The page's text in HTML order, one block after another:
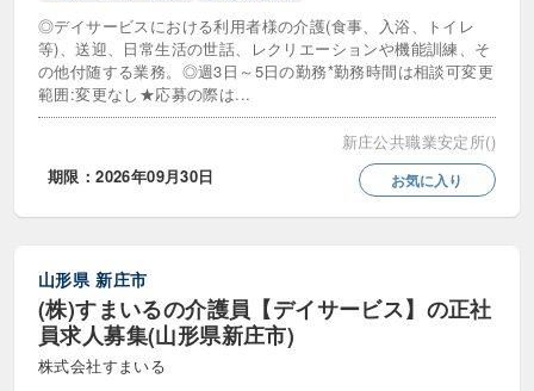
有料老人ホーム
特別養護老人ホーム（特養）
自立援助センター
高齢者マンション (シニア向け分譲マンション)
児童発達支援
就労定着支援 就労移行支援
就労継続支援A型
◎デイサービスにおける利用者様の介護(食事、入浴、トイレ
等)、送迎、日常生活の世話、レクリエーションや機能訓練、そ
の他付随する業務。◎週3日～5日の勤務*勤務時間は相談可変更
範囲:変更なし★応募の際は...
新庄公共職業安定所()
期限：2026年09月30日
お気に入り
山形県 新庄市
(株)すまいるの介護員【デイサービス】の正社
員求人募集(山形県新庄市)
株式会社すまいる